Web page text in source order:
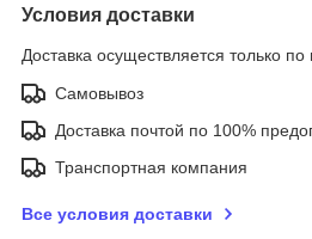
Условия доставки
Доставка осуществляется только по
Самовывоз
Доставка почтой по 100%
Транспортная компания
Все условия доставки